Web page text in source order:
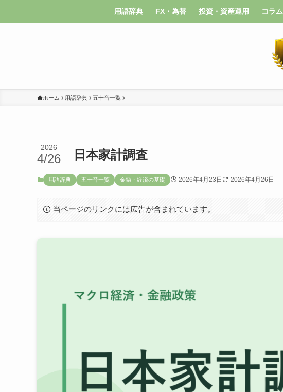
用語辞典 FX・為替 投資・資産運用 コラム
ホーム 用語辞典 五十音一覧
日本家計調査
2026
4/26
用語辞典 五十音一覧 金融・経済の基礎 2026年4月23日 2026年4月26日
当ページのリンクには広告が含まれています。